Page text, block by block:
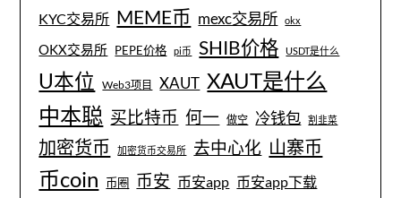
KYC交易所 MEME币 mexc交易所 okx
OKX交易所 PEPE价格 pi币 SHIB价格 USDT是什么
U本位 Web3项目 XAUT XAUT是什么
中本聪 买比特币 何一 做空 冷钱包 割韭菜
加密货币 加密货币交易所 去中心化 山寨币
币coin 币圈 币安 币安app 币安app下载